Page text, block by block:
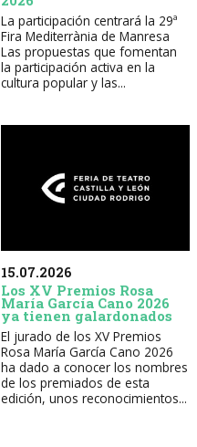
La participación centrará la 29ª
Fira Mediterrània de Manresa
Las propuestas que fomentan
la participación activa en la
cultura popular y las...
15.07.2026
Los XV Premios Rosa
María García Cano 2026
ya tienen galardonados
El jurado de los XV Premios
Rosa María García Cano 2026
ha dado a conocer los nombres
de los premiados de esta
edición, unos reconocimientos...